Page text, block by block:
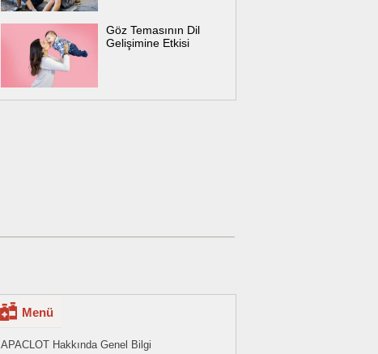
Göz Temasının Dil
Gelişimine Etkisi
Menü
APACLOT Hakkında Genel Bilgi